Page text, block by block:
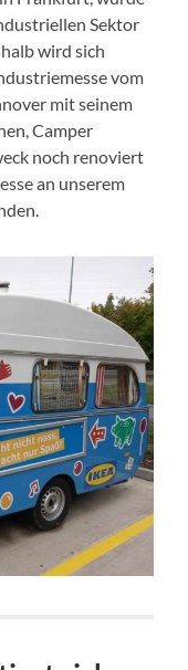
Sektor
wird sich
vom
mit seinem
Camper
noch renoviert
an unserem